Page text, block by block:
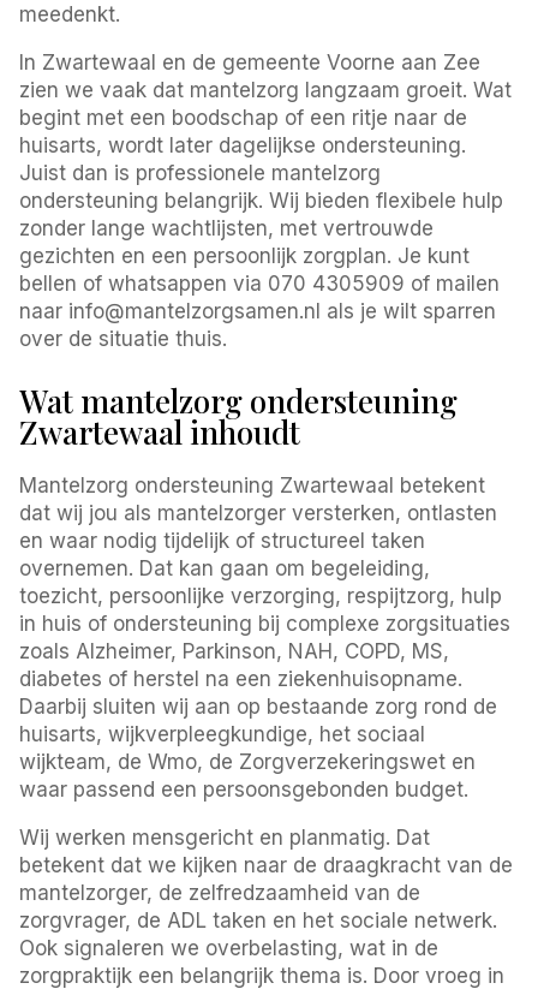
meedenkt.
In Zwartewaal en de gemeente Voorne aan Zee
zien we vaak dat mantelzorg langzaam groeit. Wat
begint met een boodschap of een ritje naar de
huisarts, wordt later dagelijkse ondersteuning.
Juist dan is professionele mantelzorg
ondersteuning belangrijk. Wij bieden flexibele hulp
zonder lange wachtlijsten, met vertrouwde
gezichten en een persoonlijk zorgplan. Je kunt
bellen of whatsappen via 070 4305909 of mailen
naar info@mantelzorgsamen.nl als je wilt sparren
over de situatie thuis.
Wat mantelzorg ondersteuning
Zwartewaal inhoudt
Mantelzorg ondersteuning Zwartewaal betekent
dat wij jou als mantelzorger versterken, ontlasten
en waar nodig tijdelijk of structureel taken
overnemen. Dat kan gaan om begeleiding,
toezicht, persoonlijke verzorging, respijtzorg, hulp
in huis of ondersteuning bij complexe zorgsituaties
zoals Alzheimer, Parkinson, NAH, COPD, MS,
diabetes of herstel na een ziekenhuisopname.
Daarbij sluiten wij aan op bestaande zorg rond de
huisarts, wijkverpleegkundige, het sociaal
wijkteam, de Wmo, de Zorgverzekeringswet en
waar passend een persoonsgebonden budget.
Wij werken mensgericht en planmatig. Dat
betekent dat we kijken naar de draagkracht van de
mantelzorger, de zelfredzaamheid van de
zorgvrager, de ADL taken en het sociale netwerk.
Ook signaleren we overbelasting, wat in de
zorgpraktijk een belangrijk thema is. Door vroeg in